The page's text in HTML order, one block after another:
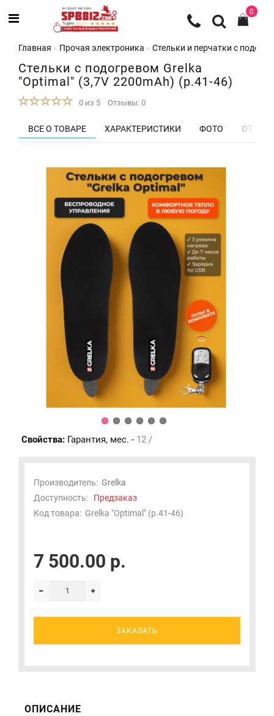
0
Главная Прочая электроника Стельки и перчатки с
Стельки с подогревом Grelka
"Оptimal" (3,7V 2200mAh) (р.41-46)
0 из 5 Отзывы: 0
ВСЕ О ТОВАРЕ ХАРАКТЕРИСТИКИ ФОТО
Свойства: Гарантия, мес. - 12 /
Производитель: Grelka
Доступность: Предзаказ
Код товара: Grelka "Оptimal" (р.41-46)
7 500.00 р.
ЗАКАЗАТЬ
ОПИСАНИЕ